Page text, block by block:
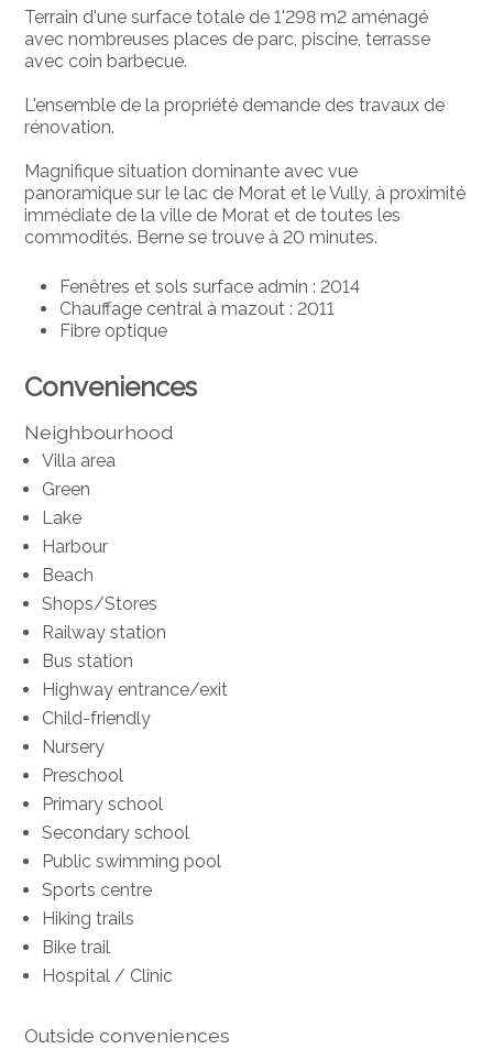
Terrain d'une surface totale de 1'298 m2 aménagé
avec nombreuses places de parc, piscine, terrasse
avec coin barbecue.
L'ensemble de la propriété demande des travaux de
rénovation.
Magnifique situation dominante avec vue
panoramique sur le lac de Morat et le Vully, à proximité
immédiate de la ville de Morat et de toutes les
commodités. Berne se trouve à 20 minutes.
Fenêtres et sols surface admin : 2014
Chauffage central à mazout : 2011
Fibre optique
Conveniences
Neighbourhood
Villa area
Green
Lake
Harbour
Beach
Shops/Stores
Railway station
Bus station
Highway entrance/exit
Child-friendly
Nursery
Preschool
Primary school
Secondary school
Public swimming pool
Sports centre
Hiking trails
Bike trail
Hospital / Clinic
Outside conveniences